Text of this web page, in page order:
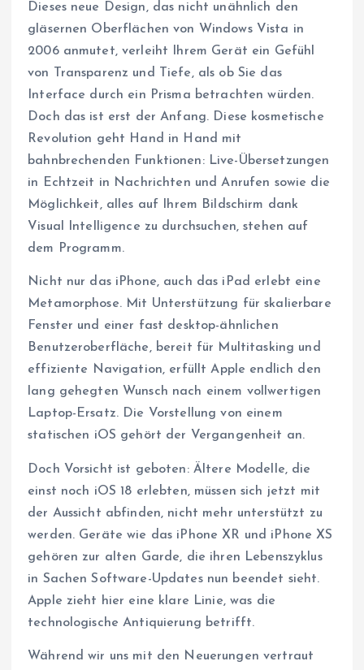
Dieses neue Design, das nicht unähnlich den
gläsernen Oberflächen von Windows Vista in
2006 anmutet, verleiht Ihrem Gerät ein Gefühl
von Transparenz und Tiefe, als ob Sie das
Interface durch ein Prisma betrachten würden.
Doch das ist erst der Anfang. Diese kosmetische
Revolution geht Hand in Hand mit
bahnbrechenden Funktionen: Live-Übersetzungen
in Echtzeit in Nachrichten und Anrufen sowie die
Möglichkeit, alles auf Ihrem Bildschirm dank
Visual Intelligence zu durchsuchen, stehen auf
dem Programm.
Nicht nur das iPhone, auch das iPad erlebt eine
Metamorphose. Mit Unterstützung für skalierbare
Fenster und einer fast desktop-ähnlichen
Benutzeroberfläche, bereit für Multitasking und
effiziente Navigation, erfüllt Apple endlich den
lang gehegten Wunsch nach einem vollwertigen
Laptop-Ersatz. Die Vorstellung von einem
statischen iOS gehört der Vergangenheit an.
Doch Vorsicht ist geboten: Ältere Modelle, die
einst noch iOS 18 erlebten, müssen sich jetzt mit
der Aussicht abfinden, nicht mehr unterstützt zu
werden. Geräte wie das iPhone XR und iPhone XS
gehören zur alten Garde, die ihren Lebenszyklus
in Sachen Software-Updates nun beendet sieht.
Apple zieht hier eine klare Linie, was die
technologische Antiquierung betrifft.
Während wir uns mit den Neuerungen vertraut